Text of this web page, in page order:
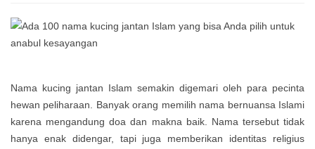
Nama kucing jantan Islam semakin digemari oleh para pecinta
hewan peliharaan. Banyak orang memilih nama bernuansa Islami
karena mengandung doa dan makna baik. Nama tersebut tidak
hanya enak didengar, tapi juga memberikan identitas religius